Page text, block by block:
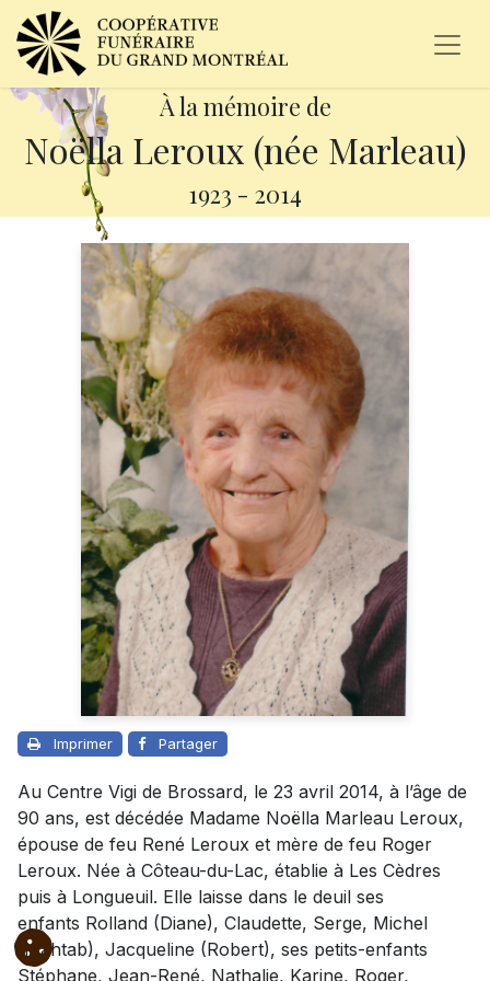
À la mémoire de
Noëlla Leroux (née Marleau)
1923 - 2014
Imprimer Partager
Au Centre Vigi de Brossard, le 23 avril 2014, à l’âge de
90 ans, est décédée Madame Noëlla Marleau Leroux,
épouse de feu René Leroux et mère de feu Roger
Leroux. Née à Côteau-du-Lac, établie à Les Cèdres
puis à Longueuil. Elle laisse dans le deuil ses
enfants Rolland (Diane), Claudette, Serge, Michel
(Mahtab), Jacqueline (Robert), ses petits-enfants
Stéphane, Jean-René, Nathalie, Karine, Roger,